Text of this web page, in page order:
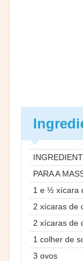
PARA A
1 e ½ xícara
2 xícaras de
2 xícaras de
1 colher de
3 ovos